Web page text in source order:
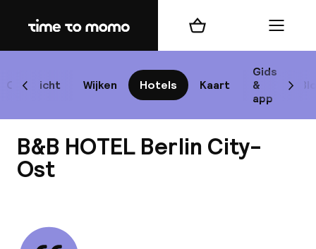
Home
Overzicht Wijken Hotels Kaart
Gids
&
app
Scroll naar links
Winkelmand Menu
B&B HOTEL Berlin City-
Ost